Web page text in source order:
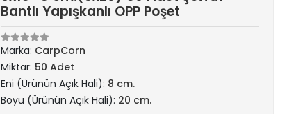
Bantlı Yapışkanlı OPP Poşet
Marka: CarpCorn
Miktar: 50 Adet
Eni (Ürünün Açık Hali): 8 cm.
Boyu (Ürünün Açık Hali): 20 cm.